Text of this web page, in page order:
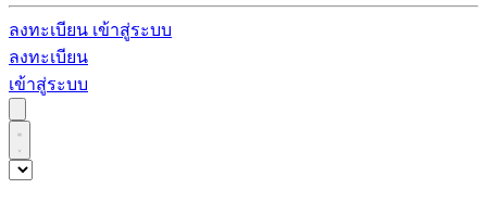
ลงทะเบียน เข้าสู่ระบบ
ลงทะเบียน
เข้าสู่ระบบ